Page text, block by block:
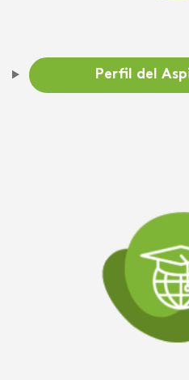
Perfil del